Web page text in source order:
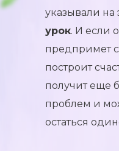
указывали на
урок. И если
предпримет
построит
получит еще
проблем и
остаться